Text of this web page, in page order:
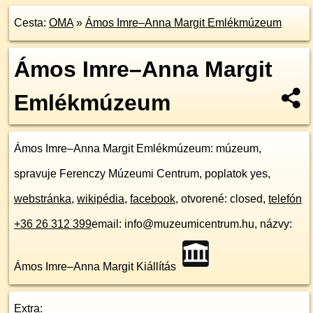
Cesta: OMA» Ámos Imre–Anna Margit Emlékmúzeum
Ámos Imre–Anna Margit
Emlékmúzeum
Ámos Imre–Anna Margit Emlékmúzeum: múzeum,
spravuje Ferenczy Múzeumi Centrum, poplatok yes,
webstránka, wikipédia, facebook, otvorené: closed, telefón
+36 26 312 399email: info@muzeumicentrum.hu, názvy:
Ámos Imre–Anna Margit Kiállítás
Extra: